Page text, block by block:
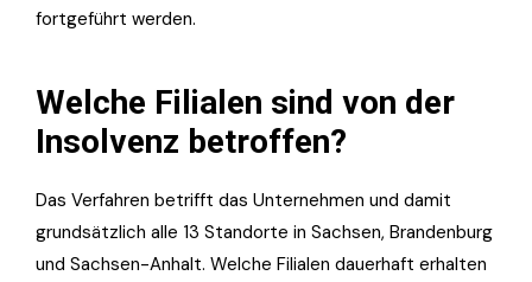
fortgeführt werden.
Welche Filialen sind von der
Insolvenz betroffen?
Das Verfahren betrifft das Unternehmen und damit
grundsätzlich alle 13 Standorte in Sachsen, Brandenburg
und Sachsen-Anhalt. Welche Filialen dauerhaft erhalten